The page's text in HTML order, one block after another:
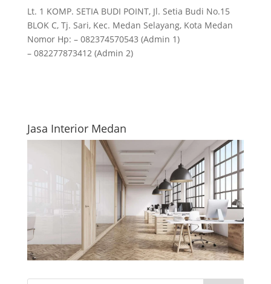
Lt. 1 KOMP. SETIA BUDI POINT, Jl. Setia Budi No.15
BLOK C, Tj. Sari, Kec. Medan Selayang, Kota Medan
Nomor Hp: – 082374570543 (Admin 1)
– 082277873412 (Admin 2)
Jasa Interior Medan